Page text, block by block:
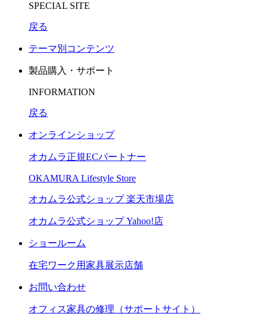
SPECIAL SITE
戻る
テーマ別コンテンツ
製品購入・サポート
INFORMATION
戻る
オンラインショップ
オカムラ正規ECパートナー
OKAMURA Lifestyle Store
オカムラ公式ショップ 楽天市場店
オカムラ公式ショップ Yahoo!店
ショールーム
在宅ワーク用家具展示店舗
お問い合わせ
オフィス家具の修理（サポートサイト）